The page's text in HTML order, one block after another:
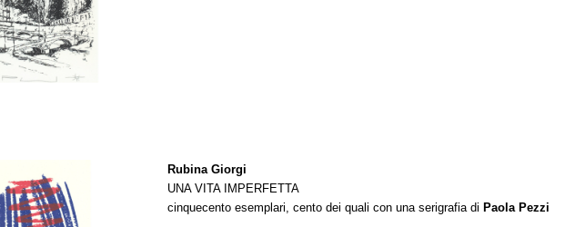
Rubina Giorgi
UNA VITA IMPERFETTA
cinquecento esemplari, cento dei quali con una serigrafia di Paola Pezzi